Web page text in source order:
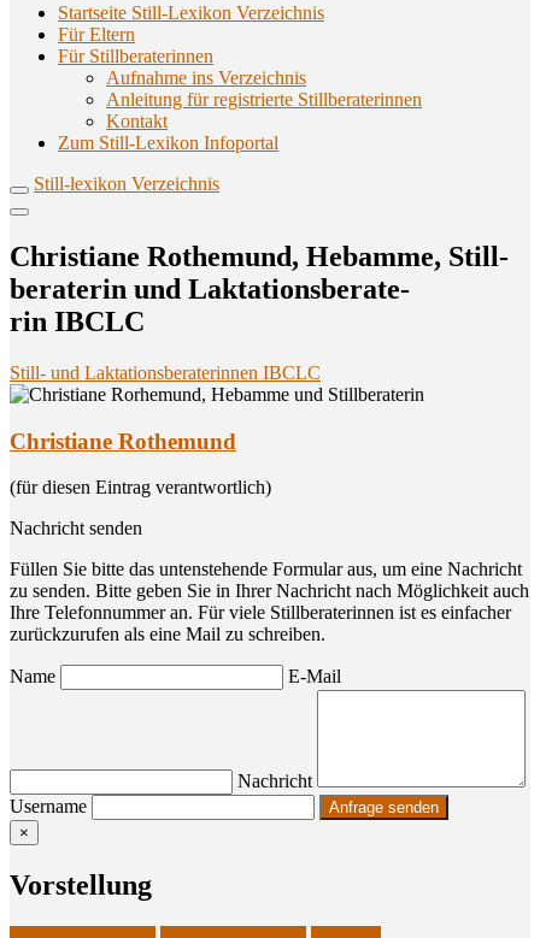
Startseite Still-Lexikon Verzeichnis
Für Eltern
Für Stillberaterinnen
Aufnahme ins Verzeichnis
Anlei­tung für regis­trier­te Stillberaterinnen
Kon­takt
Zum Still-Lexikon Infoportal
Still-lexikon Verzeichnis
Chris­tia­ne Rothe­mund, Heb­am­me, Still­
be­ra­te­rin und Lak­ta­ti­ons­be­ra­te­
rin IBCLC
Still- und Laktationsberaterinnen IBCLC
Christiane Rothemund
(für diesen Eintrag verantwortlich)
Nachricht senden
Füllen Sie bitte das untenstehende Formular aus, um eine Nachricht
zu senden. Bitte geben Sie in Ihrer Nachricht nach Möglichkeit auch
Ihre Telefonnummer an. Für viele Stillberaterinnen ist es einfacher
zurückzurufen als eine Mail zu schreiben.
Name E-Mail
Nachricht
Username
×
Vor­stel­lung